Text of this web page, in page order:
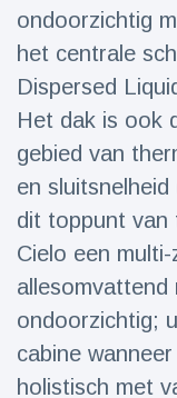
ondoorzichtig
het centrale
Dispersed
Het dak is ook
gebied van
en
dit toppunt van
Cielo een
ondoorzichtig;
cabine
holistisch met